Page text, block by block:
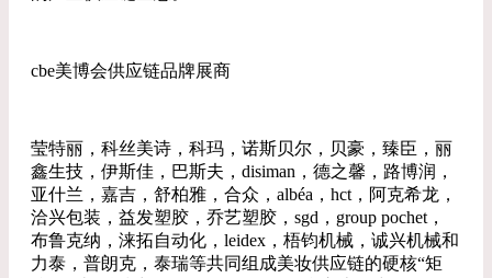
cbe美博会供应链品牌展商
莹特丽，科丝美诗，科玛，诺斯贝尔，贝豪，臻臣，丽
鑫生技，伊斯佳，巴斯夫，disiman，德之馨，路博润，
亚什兰，嘉吉，舒柏雅，合众，albéa，hct，阿克希龙，
洽兴包装，益发塑胶，乔艺塑胶，sgd，group pochet，
布鲁克纳，涞拓自动化，leidex，梧钧机械，诚兴机械和
力泰，普朗克，泰瑞等共同组成美妆供应链的硬核“矩